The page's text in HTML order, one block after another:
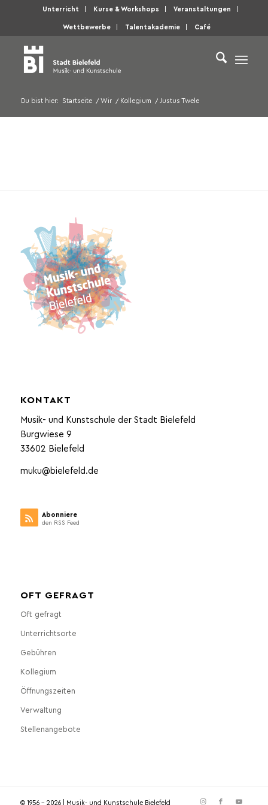
Unterricht Kurse & Workshops Veranstaltungen
Wettbewerbe Talentakademie Café
Du bist hier: Startseite / Wir / Kollegium / Justus Twele
KONTAKT
Musik- und Kunstschule der Stadt Bielefeld
Burgwiese 9
33602 Bielefeld
muku@bielefeld.de
Abonniere
den RSS Feed
OFT GEFRAGT
Oft gefragt
Unterrichtsorte
Gebühren
Kollegium
Öffnungszeiten
Verwaltung
Stellenangebote
© 1956 - 2026 | Musik- und Kunstschule Bielefeld